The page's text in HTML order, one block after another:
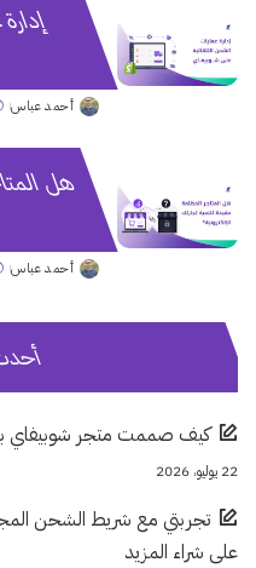
Postedأحمد عباس
هل
Postedأحمد عباس
كيف صممت متجر شوبيفاي
22 يوليو، 2026
تجربتي مع شريط الشحن
على شراء المزيد